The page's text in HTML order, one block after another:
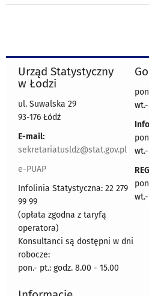
Urząd Statystyczny
w Łodzi
ul. Suwalska 29
93-176 Łódź
E-mail:
sekretariatusldz@stat.gov.pl
e-PUAP
Infolinia Statystyczna: 22 279
99 99
(opłata zgodna z taryfą
operatora)
Konsultanci są dostępni w dni
robocze:
pon.- pt.: godz. 8.00 - 15.00